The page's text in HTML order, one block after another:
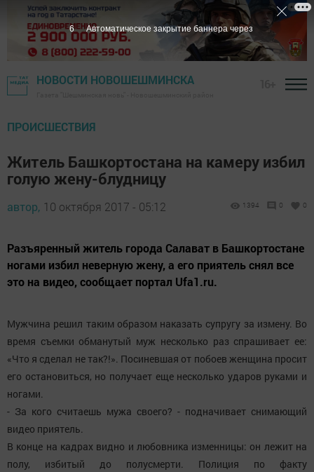
НОВОСТИ НОВОШЕШМИНСКА
ПРОИСШЕСТВИЯ
Житель Башкортостана на камеру избил
голую жену-блудницу
автор, 10 октября 2017 - 05:12 1394 0 0
Разъяренный житель города Салават в Башкортостане
ногами избил неверную жену, а его приятель снял все
это на видео, сообщает портал Ufa1.ru.
Мужчина решил таким образом наказать супругу за измену. Во
время съемки обманутый муж несколько раз спрашивает ее:
«Что я сделал не так?!». Посиневшая от побоев женщина просит
его остановиться, но получает еще несколько ударов руками и
ногами.
- За кого считаешь мужа своего? - подначивает снимающий
видео приятель.
В конце на кадрах видно и любовника изменницы: он лежит на
полу, избитый до полусмерти. Полиция по факту
5 Автоматическое закрытие баннера через